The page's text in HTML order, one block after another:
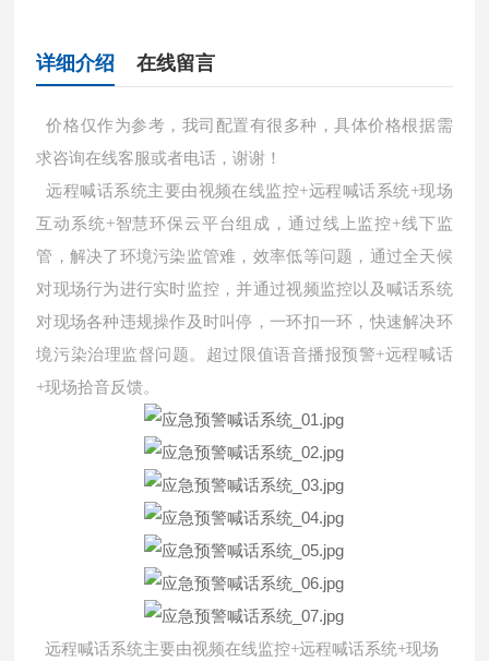
详细介绍 在线留言
价格仅作为参考，我司配置有很多种，具体价格根据需
求咨询在线客服或者电话，谢谢！
远程喊话系统主要由视频在线监控+远程喊话系统+现场
互动系统+智慧环保云平台组成，通过线上监控+线下监
管，解决了环境污染监管难，效率低等问题，通过全天候
对现场行为进行实时监控，并通过视频监控以及喊话系统
对现场各种违规操作及时叫停，一环扣一环，快速解决环
境污染治理监督问题。超过限值语音播报预警+远程喊话
+现场拾音反馈。
远程喊话系统主要由视频在线监控+远程喊话系统+现场